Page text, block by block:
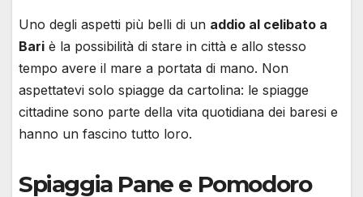
Uno degli aspetti più belli di un addio al celibato a
Bari è la possibilità di stare in città e allo stesso
tempo avere il mare a portata di mano. Non
aspettatevi solo spiagge da cartolina: le spiagge
cittadine sono parte della vita quotidiana dei baresi e
hanno un fascino tutto loro.
Spiaggia Pane e Pomodoro